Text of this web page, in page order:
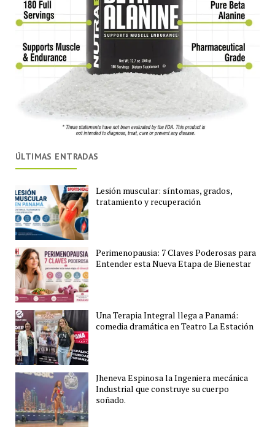
ÚLTIMAS ENTRADAS
Lesión muscular: síntomas, grados,
tratamiento y recuperación
Perimenopausia: 7 Claves Poderosas para
Entender esta Nueva Etapa de Bienestar
Una Terapia Integral llega a Panamá:
comedia dramática en Teatro La Estación
Jheneva Espinosa la Ingeniera mecánica
Industrial que construye su cuerpo
soñado.